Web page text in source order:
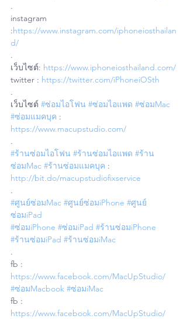
.
instagram
:https://www.instagram.com/iphoneiosthailan
d/
.
เว็บไซต์: https://www.iphoneiosthailand.com/
twitter : https://twitter.com/iPhoneiOSth
.
เว็บไซต์ #ซ่อมไอโฟน #ซ่อมไอแพด #ซ่อมMac
#ซ่อมแมคบุค :
https://www.macupstudio.com/
.
#ร้านซ่อมไอโฟน #ร้านซ่อมไอแพด #ร้าน
ซ่อมMac #ร้านซ่อมแมคบุค :
http://bit.do/macupstudiofixservice
.
#ศูนย์ซ่อมMac #ศูนย์ซ่อมiPhone #ศูนย์
ซ่อมiPad
#ซ่อมiPhone #ซ่อมiPad #ร้านซ่อมiPhone
#ร้านซ่อมiPad #ร้านซ่อมiMac
.
fb :
https://www.facebook.com/MacUpStudio/
#ซ่อมMacbook #ซ่อมiMac
fb :
https://www.facebook.com/MacUpStudio/